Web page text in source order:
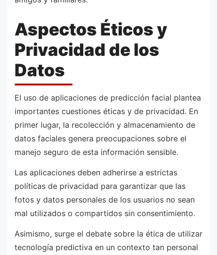
Aspectos Éticos y
Privacidad de los
Datos
El uso de aplicaciones de predicción facial plantea
importantes cuestiones éticas y de privacidad. En
primer lugar, la recolección y almacenamiento de
datos faciales genera preocupaciones sobre el
manejo seguro de esta información sensible.
Las aplicaciones deben adherirse a estrictas
políticas de privacidad para garantizar que las
fotos y datos personales de los usuarios no sean
mal utilizados o compartidos sin consentimiento.
Asimismo, surge el debate sobre la ética de utilizar
tecnología predictiva en un contexto tan personal